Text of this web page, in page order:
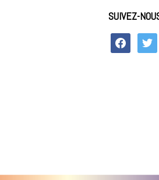
SUIVEZ-
facebook twitter